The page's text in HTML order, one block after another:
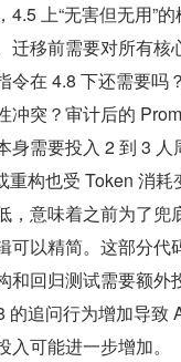
4.5 上“无害但无用”
迁移前需要对所有核
在 4.8 下还需要吗
冲突？审计后的
需要投入 2 到 3 人
重构也受 Token 消耗
，意味着之前为了兜
可以精简。这部分代
和回归测试需要额外
的追问行为增加导致
可能进一步增加。